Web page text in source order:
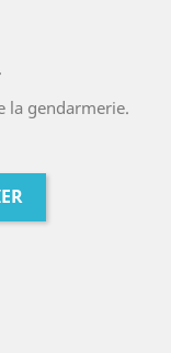
la gendarmerie.